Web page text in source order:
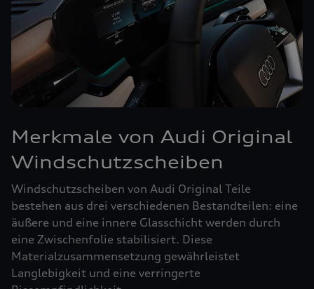
Merkmale von Audi Original
Windschutzscheiben
Windschutzscheiben von Audi Original Teile
bestehen aus drei verschiedenen Bestandteilen: eine
äußere und eine innere Glasschicht werden durch
eine Zwischenfolie stabilisiert. Diese
Materialzusammensetzung gewährleistet
Langlebigkeit und eine verringerte